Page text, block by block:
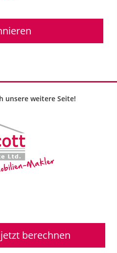
unsere weitere Seite!
berechnen